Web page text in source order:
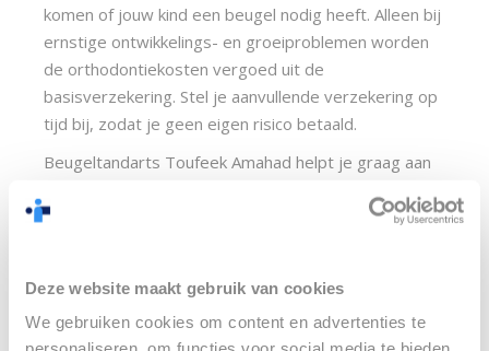
Deze website maakt gebruik van cookies
We gebruiken cookies om content en advertenties te
komen of jouw kind een beugel nodig heeft. Alleen bij
ernstige ontwikkelings- en groeiproblemen worden
de orthodontiekosten vergoed uit de
basisverzekering. Stel je aanvullende verzekering op
tijd bij, zodat je geen eigen risico betaald.
Beugeltandarts Toufeek Amahad helpt je graag aan
een belangrijke internationale topopleiding in
beugeltandarts van Nederland. Wil je je laten
informeren of een plan op maat samenstellen?